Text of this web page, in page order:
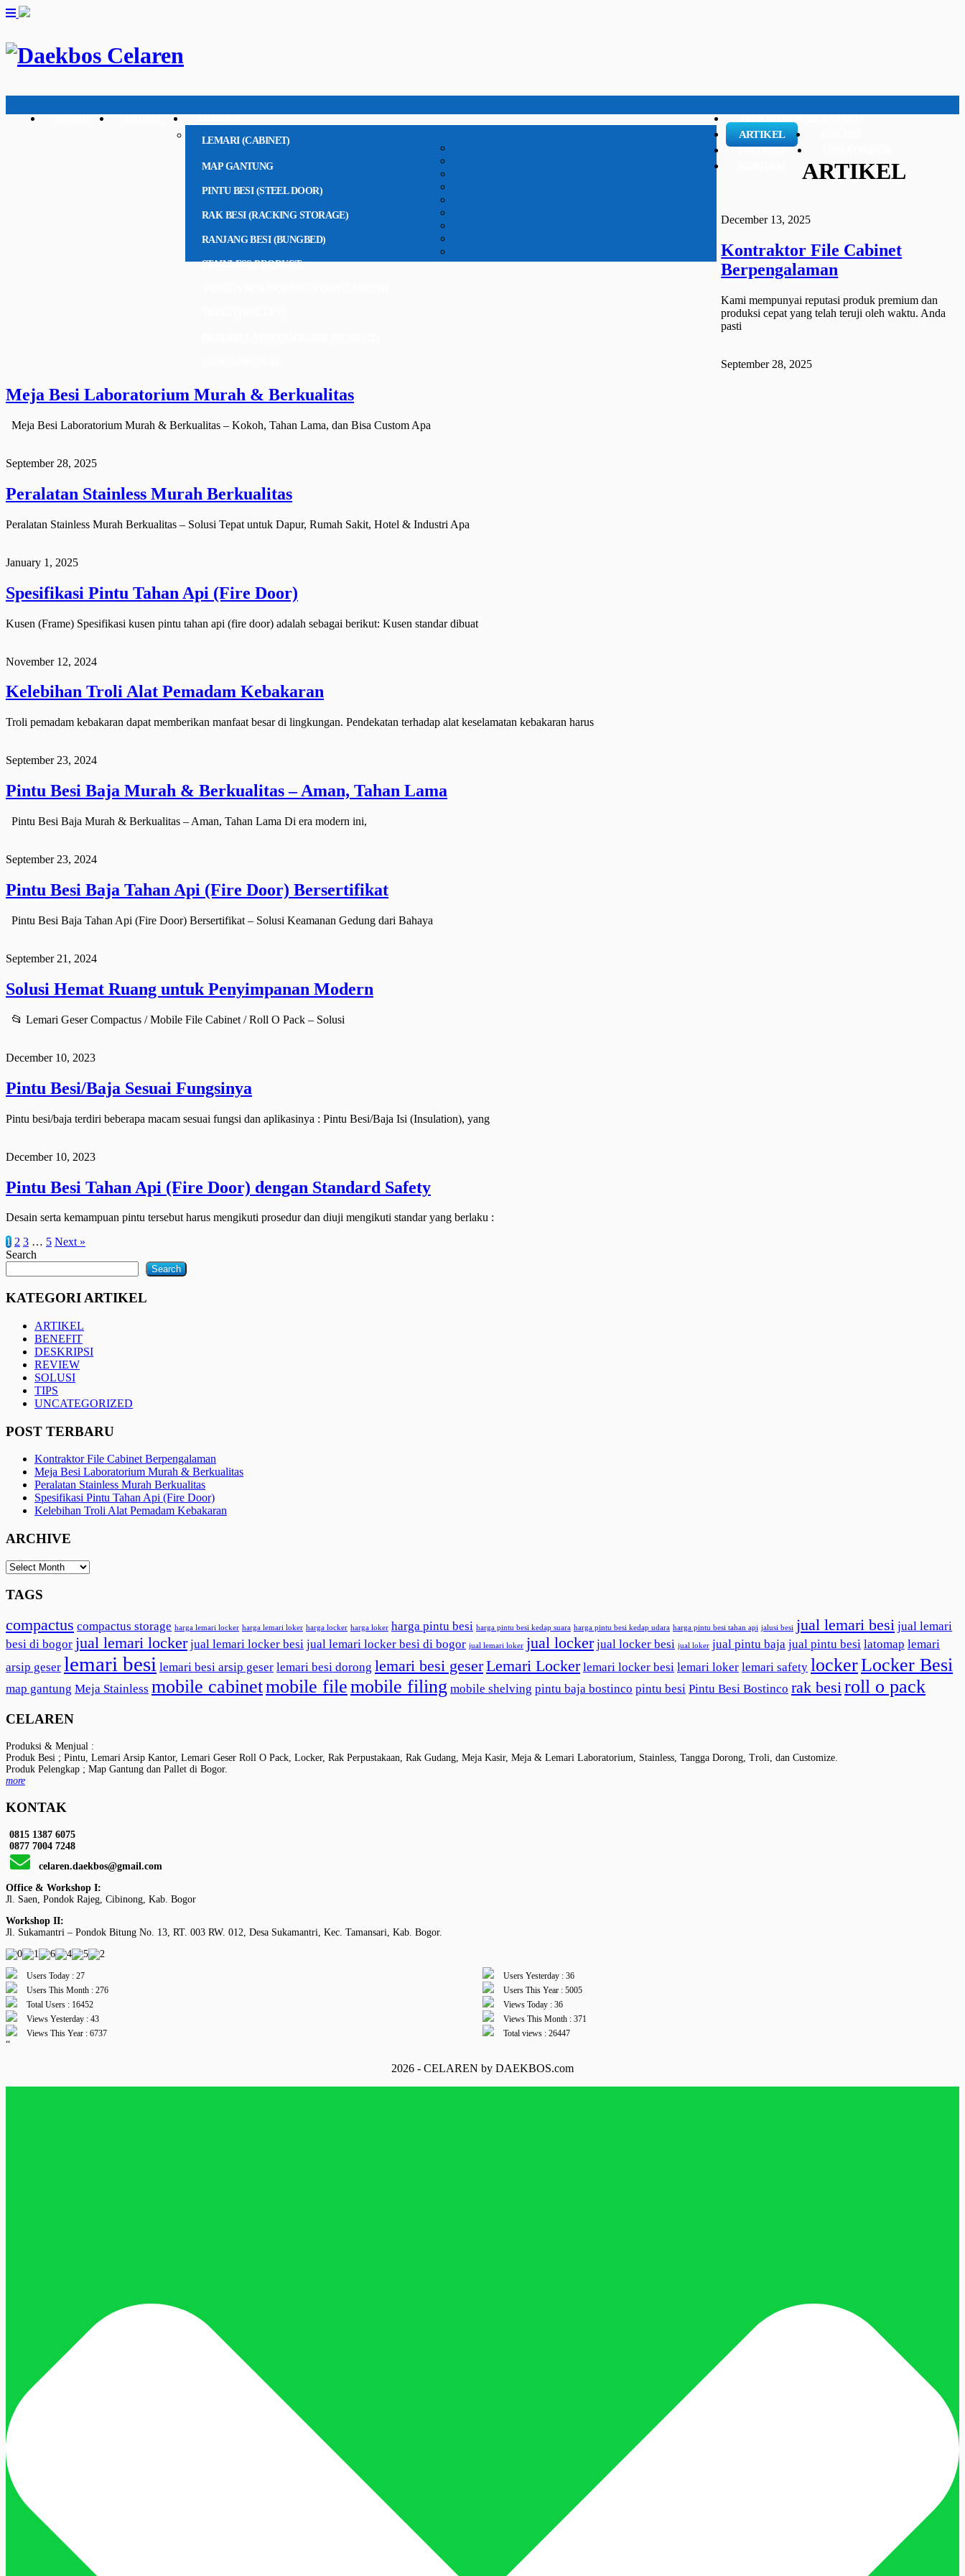
LEMARI (CABINET)
MAP GANTUNG
PINTU BESI (STEEL DOOR)
RAK BESI (RACKING STORAGE)
RANJANG BESI (BUNGBED)
STAINLESS PRODUCT
ARTIKEL
PROJECT
ARTIKEL
December 13, 2025
Kontraktor File Cabinet
Berpengalaman
Kami mempunyai reputasi produk premium dan
produksi cepat yang telah teruji oleh waktu. Anda
pasti
September 28, 2025
Meja Besi Laboratorium Murah & Berkualitas
Meja Besi Laboratorium Murah & Berkualitas – Kokoh, Tahan Lama, dan Bisa Custom Apa
September 28, 2025
Peralatan Stainless Murah Berkualitas
Peralatan Stainless Murah Berkualitas – Solusi Tepat untuk Dapur, Rumah Sakit, Hotel & Industri Apa
January 1, 2025
Spesifikasi Pintu Tahan Api (Fire Door)
Kusen (Frame) Spesifikasi kusen pintu tahan api (fire door) adalah sebagai berikut: Kusen standar dibuat
November 12, 2024
Kelebihan Troli Alat Pemadam Kebakaran
Troli pemadam kebakaran dapat memberikan manfaat besar di lingkungan. Pendekatan terhadap alat keselamatan kebakaran harus
September 23, 2024
Pintu Besi Baja Murah & Berkualitas – Aman, Tahan Lama
Pintu Besi Baja Murah & Berkualitas – Aman, Tahan Lama Di era modern ini,
September 23, 2024
Pintu Besi Baja Tahan Api (Fire Door) Bersertifikat
Pintu Besi Baja Tahan Api (Fire Door) Bersertifikat – Solusi Keamanan Gedung dari Bahaya
September 21, 2024
Solusi Hemat Ruang untuk Penyimpanan Modern
📂 Lemari Geser Compactus / Mobile File Cabinet / Roll O Pack – Solusi
December 10, 2023
Pintu Besi/Baja Sesuai Fungsinya
Pintu besi/baja terdiri beberapa macam sesuai fungsi dan aplikasinya : Pintu Besi/Baja Isi (Insulation), yang
December 10, 2023
Pintu Besi Tahan Api (Fire Door) dengan Standard Safety
Desain serta kemampuan pintu tersebut harus mengikuti prosedur dan diuji mengikuti standar yang berlaku :
1 2 3 … 5 Next »
Search
Search
KATEGORI ARTIKEL
ARTIKEL
BENEFIT
DESKRIPSI
REVIEW
SOLUSI
TIPS
UNCATEGORIZED
POST TERBARU
Kontraktor File Cabinet Berpengalaman
Meja Besi Laboratorium Murah & Berkualitas
Peralatan Stainless Murah Berkualitas
Spesifikasi Pintu Tahan Api (Fire Door)
Kelebihan Troli Alat Pemadam Kebakaran
ARCHIVE
ARCHIVE
TAGS
compactus compactus storage harga lemari locker harga lemari loker harga locker harga loker harga pintu besi harga pintu besi kedap suara harga pintu besi kedap udara harga pintu besi tahan api jalusi besi jual lemari besi jual lemari
besi di bogor jual lemari locker jual lemari locker besi jual lemari locker besi di bogor jual lemari loker jual locker jual locker besi jual loker jual pintu baja jual pintu besi latomap lemari
arsip geser lemari besi lemari besi arsip geser lemari besi dorong lemari besi geserLemari Locker lemari locker besi lemari loker lemari safety lockerLocker Besi
map gantung Meja Stainless mobile cabinetmobile filemobile filing mobile shelving pintu baja bostinco pintu besi Pintu Besi Bostinco rak besiroll o pack
CELAREN
Produksi & Menjual :
Produk Besi ; Pintu, Lemari Arsip Kantor, Lemari Geser Roll O Pack, Locker, Rak Perpustakaan, Rak Gudang, Meja Kasir, Meja & Lemari Laboratorium, Stainless, Tangga Dorong, Troli, dan Customize.
Produk Pelengkap ; Map Gantung dan Pallet di Bogor.
more
KONTAK
0815 1387 6075
0877 7004 7248
celaren.daekbos@gmail.com
Office & Workshop I:
Jl. Saen, Pondok Rajeg, Cibinong, Kab. Bogor
Workshop II:
Jl. Sukamantri – Pondok Bitung No. 13, RT. 003 RW. 012, Desa Sukamantri, Kec. Tamansari, Kab. Bogor.
Users Today : 27
Users Yesterday : 36
Users This Month : 276
Users This Year : 5005
Total Users : 16452
Views Today : 36
Views Yesterday : 43
Views This Month : 371
Views This Year : 6737
Total views : 26447
“
2026 - CELAREN by DAEKBOS.com